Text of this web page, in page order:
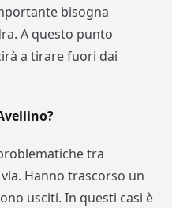
bisogna
A questo punto
a tirare fuori dai
tra
Hanno trascorso un
usciti. In questi casi è